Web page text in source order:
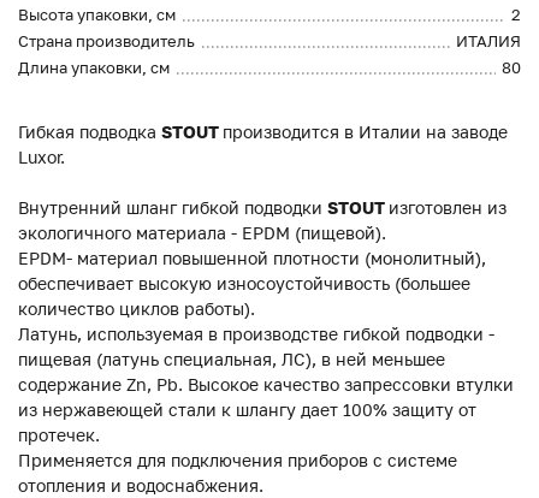
Высота упаковки, см
2
Страна производитель
ИТАЛИЯ
Длина упаковки, см
80
Гибкая подводка STOUT производится в Италии на заводе
Luxor.
Внутренний шланг гибкой подводки STOUT изготовлен из
экологичного материала - EPDM (пищевой).
EPDM- материал повышенной плотности (монолитный),
обеспечивает высокую износоустойчивость (большее
количество циклов работы).
Латунь, используемая в производстве гибкой подводки -
пищевая (латунь специальная, ЛС), в ней меньшее
содержание Zn, Pb. Высокое качество запрессовки втулки
из нержавеющей стали к шлангу дает 100% защиту от
протечек.
Применяется для подключения приборов с системе
отопления и водоснабжения.